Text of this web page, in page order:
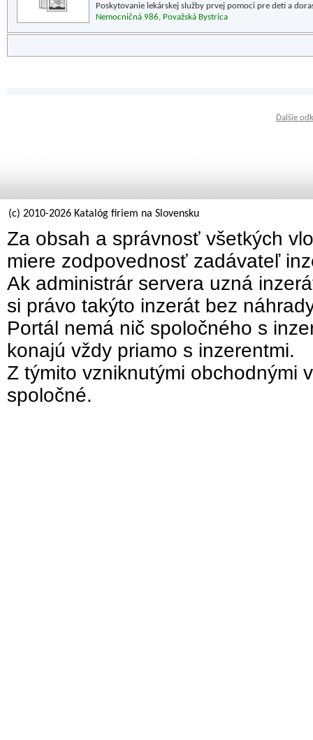
Poskytovanie lekárskej služby prvej pomoci pre deti a
Nemocničná 986, Považská Bystrica
Ďalšie
(c) 2010-2026 Katalóg firiem na Slovensku
Za obsah a správnosť všetkých
miere zodpovednosť zadávateľ
Ak administrár servera uzná
si právo takýto inzerát bez
Portál nemá nič spoločného s
konajú vždy priamo s inzerentmi.
Z týmito vzniknutými obchodnými
spoločné.